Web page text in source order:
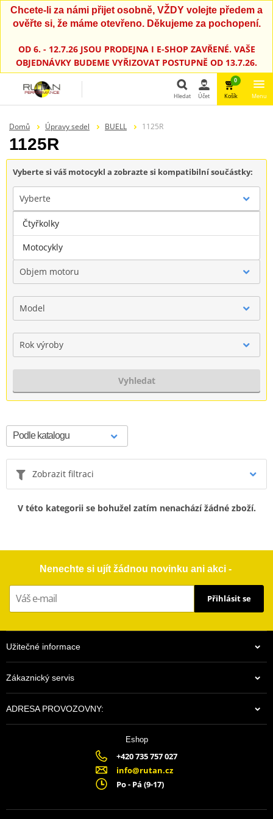
Chcete-li za námi přijet osobně, VŽDY volejte předem a
ověřte si, že máme otevřeno. Děkujeme za pochopení.
OD 6. - 12.7.26 JSOU PRODEJNA I E-SHOP ZAVŘENÉ. VAŠE
OBJEDNÁVKY BUDEME VYŘIZOVAT POSTUPNĚ OD 13.7.26.
Hledat Účet
0
Košík Menu
Domů Úpravy sedel BUELL 1125R
1125R
Vyberte si váš motocykl a zobrazte si kompatibilní součástky:
Vyberte
Značka
Objem motoru
Model
Rok výroby
Vyhledat
Zobrazit filtraci
V této kategorii se bohužel zatím nenachází žádné zboží.
Nenechte si ujít žádnou novinku ani akci -
Přihlásit se
Užitečné informace
Zákaznický servis
ADRESA PROVOZOVNY:
Eshop
+420 735 757 027
info@rutan.cz
Po - Pá (9-17)
Čtyřkolky
Motocykly